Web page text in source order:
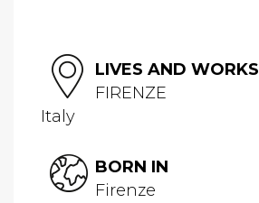
LIVES AND WORKS
FIRENZE
Italy
BORN IN
Firenze